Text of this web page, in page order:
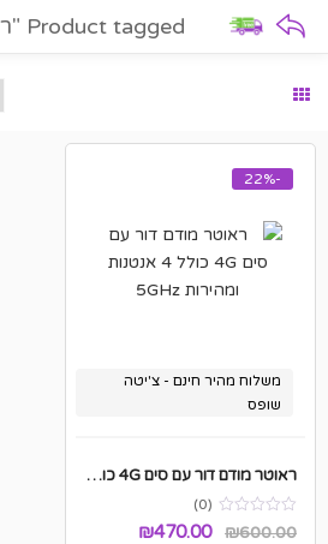
Product tagged "ראוטר מודם"
-22%
משלוח מהיר חינם - צ'יטה
שופס
ראוטר מודם דור עם סים 4G כולל 4 אנטנות ומהירות 5GHz
(0)
₪600.00
המחיר ₪470.00